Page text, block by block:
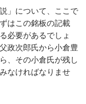
」について、ここで
はこの銘板の記載
必要があるでしょ
政次郎氏から小倉豊
、その小倉氏が残し
なければなりませ